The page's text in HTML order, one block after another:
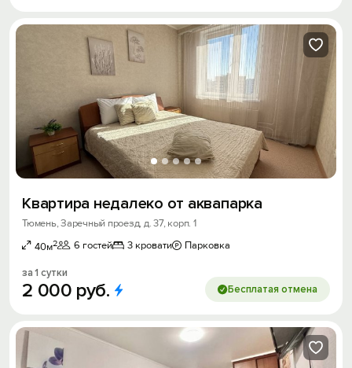
Квартира недалеко от аквапарка
Тюмень, Заречный проезд, д. 37, корп. 1
40м2 6 гостей 3 кровати Парковка
за 1 сутки
2 000 руб. Бесплатая отмена